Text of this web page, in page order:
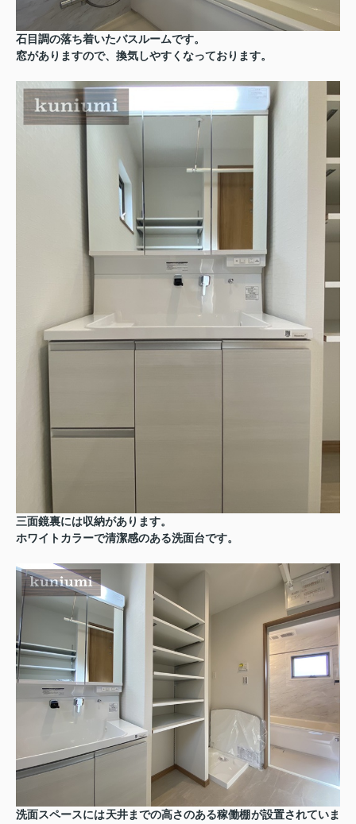
石目調の落ち着いたバスルームです。
窓がありますので、換気しやすくなっております。
三面鏡裏には収納があります。
ホワイトカラーで清潔感のある洗面台です。
洗面スペースには天井までの高さのある稼働棚が設置されていま